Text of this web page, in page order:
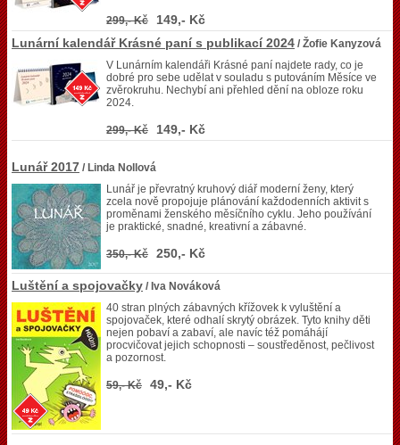
299,- Kč
149,- Kč
Lunární kalendář Krásné paní s publikací 2024 / Žofie Kanyzová
V Lunárním kalendáři Krásné paní najdete rady, co je
dobré pro sebe udělat v souladu s putováním Měsíce ve
zvěrokruhu. Nechybí ani přehled dění na obloze roku
2024.
299,- Kč 149,- Kč
Lunář 2017 / Linda Nollová
Lunář je převratný kruhový diář moderní ženy, který
zcela nově propojuje plánování každodenních aktivit s
proměnami ženského měsíčního cyklu. Jeho používání
je praktické, snadné, kreativní a zábavné.
350,- Kč 250,- Kč
Luštění a spojovačky / Iva Nováková
40 stran plných zábavných křížovek k vyluštění a
spojovaček, které odhalí skrytý obrázek. Tyto knihy děti
nejen pobaví a zabaví, ale navíc též pomáhájí
procvičovat jejich schopnosti – soustředěnost, pečlivost
a pozornost.
59,- Kč 49,- Kč